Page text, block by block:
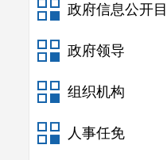
政府信息公开
政府领导
组织机构
人事任免